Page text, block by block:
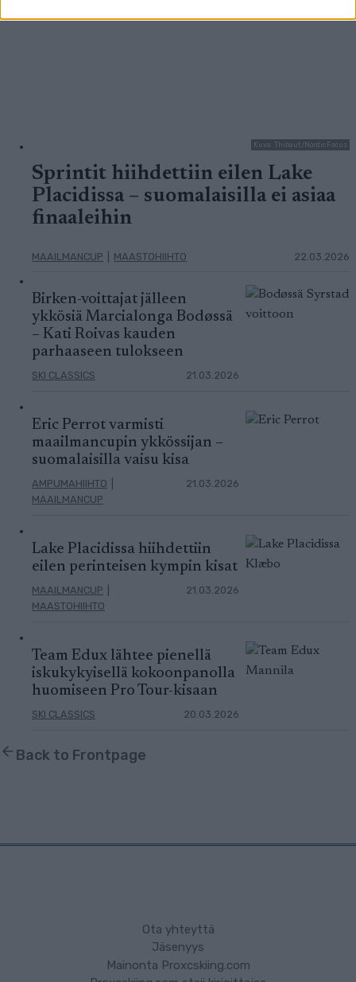
Kuva: Thibaut/NordicFocus
Sprintit hiihdettiin eilen Lake
Placidissa – suomalaisilla ei asiaa
finaaleihin
MAAILMANCUP MAASTOHIIHTO 22.03.2026
Birken-voittajat jälleen
ykkösiä Marcialonga Bodøssä
– Kati Roivas kauden
parhaaseen tulokseen
SKI CLASSICS 21.03.2026
Eric Perrot varmisti
maailmancupin ykkössijan –
suomalaisilla vaisu kisa
AMPUMAHIIHTO
MAAILMANCUP
21.03.2026
Lake Placidissa hiihdettiin
eilen perinteisen kympin kisat
MAAILMANCUP
MAASTOHIIHTO
21.03.2026
Team Edux lähtee pienellä
iskukykyisellä kokoonpanolla
huomiseen Pro Tour-kisaan
SKI CLASSICS 20.03.2026
Back to Frontpage
Ota yhteyttä
Jäsenyys
Mainonta Proxcskiing.com